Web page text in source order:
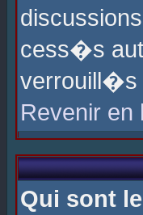
cess�s
verrouill�s
Revenir en
Qui sont